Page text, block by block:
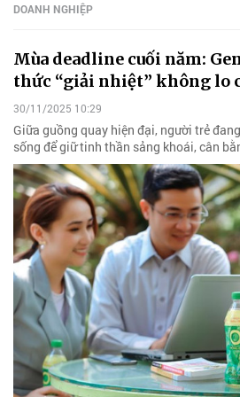
DOANH NGHIỆP
Mùa deadline cuối năm:
thức “giải nhiệt” không lo
30/11/2025 10:29
Giữa guồng quay hiện đại, người trẻ
sống để giữ tinh thần sảng khoái, cân